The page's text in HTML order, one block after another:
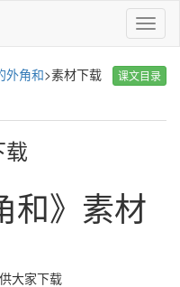
菜
单
课文目录
外角和>素材下载
和》素材
大家下载